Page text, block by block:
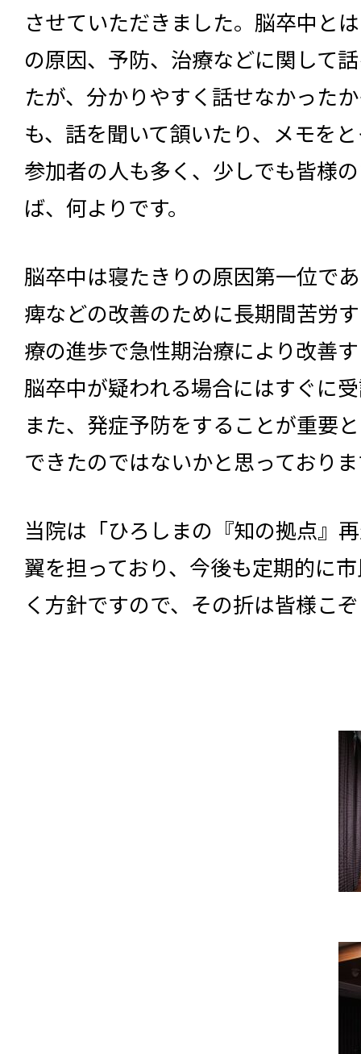
させていただきました。脳卒中と
の原因、予防、治療などに関して
たが、分かりやすく話せなかった
も、話を聞いて頷いたり、メモを
参加者の人も多く、少しでも皆様
ば、何よりです。
脳卒中は寝たきりの原因第一位で
痺などの改善のために長期間苦労
療の進歩で急性期治療により改善
脳卒中が疑われる場合にはすぐに
また、発症予防をすることが重要
できたのではないかと思っており
当院は「ひろしまの『知の拠点』
翼を担っており、今後も定期的に
く方針ですので、その折は皆様こ